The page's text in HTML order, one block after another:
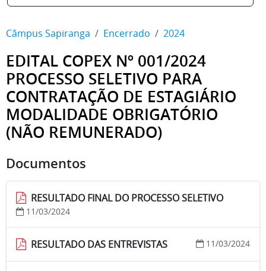
Câmpus Sapiranga Encerrado 2024
EDITAL COPEX Nº 001/2024
PROCESSO SELETIVO PARA
CONTRATAÇÃO DE ESTAGIÁRIO
MODALIDADE OBRIGATÓRIO
(NÃO REMUNERADO)
Documentos
RESULTADO FINAL DO PROCESSO SELETIVO
11/03/2024
RESULTADO DAS ENTREVISTAS 11/03/2024